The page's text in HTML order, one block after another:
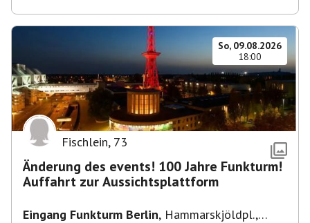
So, 09.08.2026
18:00
Fischlein, 73
Änderung des events! 100 Jahre Funkturm!
Auffahrt zur Aussichtsplattform
Eingang Funkturm Berlin, Hammarskjöldpl.,